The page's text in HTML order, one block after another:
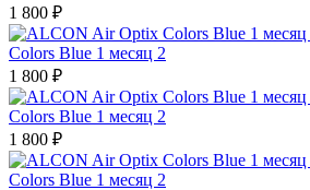
1 800 ₽
Colors Blue 1 месяц 2
1 800 ₽
Colors Blue 1 месяц 2
1 800 ₽
Colors Blue 1 месяц 2